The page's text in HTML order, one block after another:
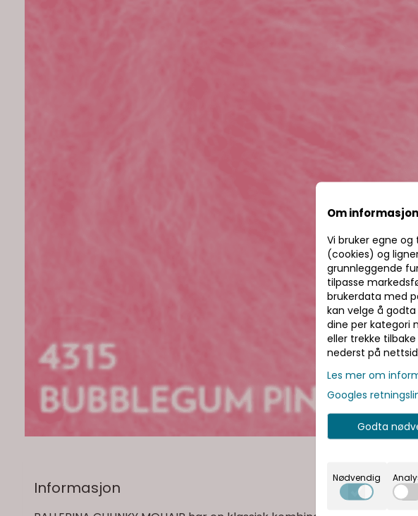
Informasjon
Om
Vi bruker egne
(cookies) og
grunnleggende
tilpasse
brukerdata med
kan velge å
dine per kategori
eller trekke
nederst på
Les mer om
Googles
Godta
Nødvendig